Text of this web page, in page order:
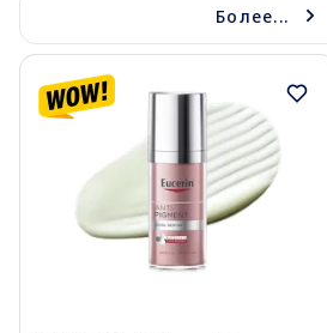
Более...